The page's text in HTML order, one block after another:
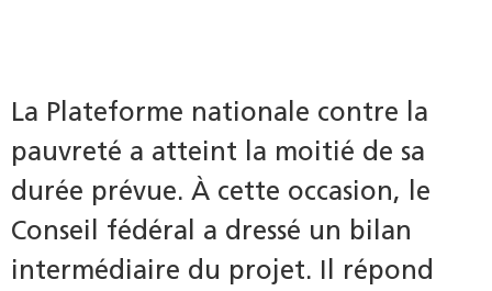
La Plateforme nationale contre la
pauvreté a atteint la moitié de sa
durée prévue. À cette occasion, le
Conseil fédéral a dressé un bilan
intermédiaire du projet. Il répond